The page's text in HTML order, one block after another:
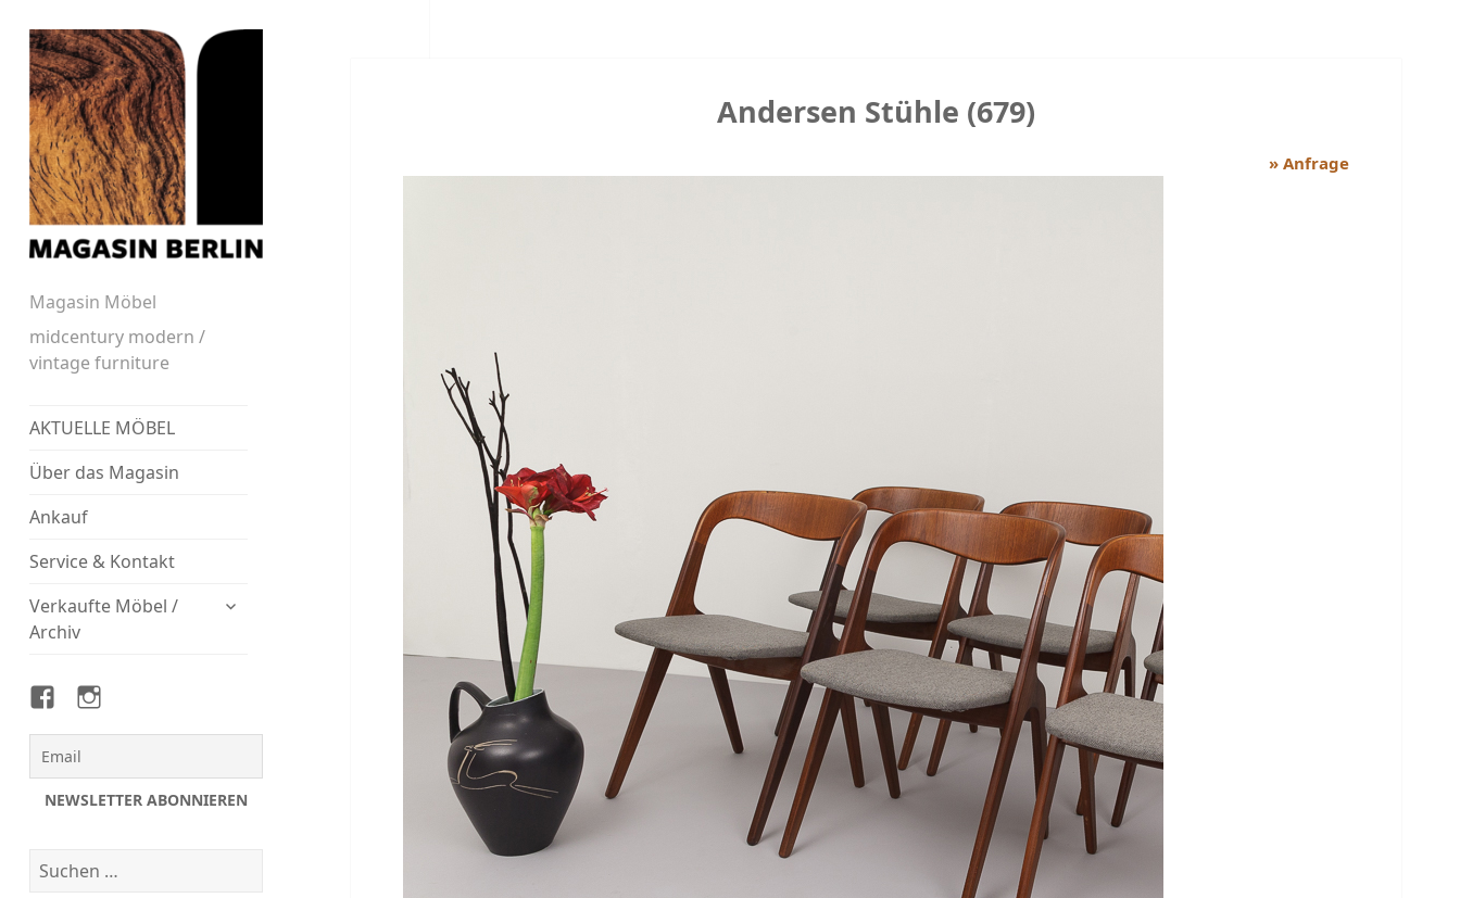
Magasin Möbel
midcentury modern /
vintage furniture
AKTUELLE MÖBEL
Über das Magasin
Ankauf
Service & Kontakt
Verkaufte Möbel /
Archiv
untermenü
Magasin
Facebook
Magasin
Instagram
Suchen
Andersen Stühle (679)
» Anfrage